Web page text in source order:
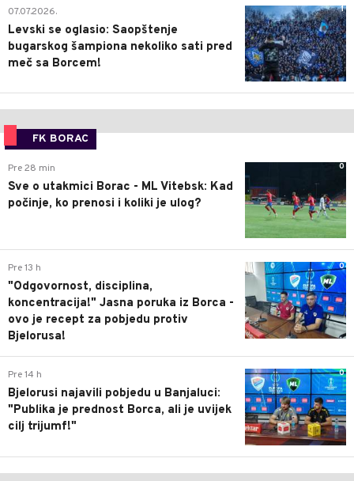
1
07.07.2026.
Levski se oglasio: Saopštenje
bugarskog šampiona nekoliko sati pred
meč sa Borcem!
FK BORAC
0
Pre 28 min
Sve o utakmici Borac - ML Vitebsk: Kad
počinje, ko prenosi i koliki je ulog?
0
Pre 13 h
"Odgovornost, disciplina,
koncentracija!" Jasna poruka iz Borca -
ovo je recept za pobjedu protiv
Bjelorusa!
0
Pre 14 h
Bjelorusi najavili pobjedu u Banjaluci:
"Publika je prednost Borca, ali je uvijek
cilj trijumf!"